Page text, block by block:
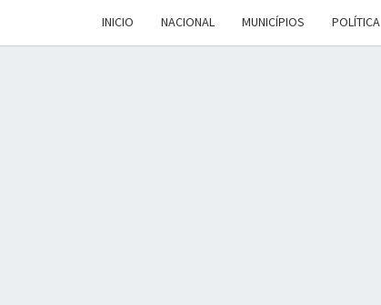
INICIO NACIONAL MUNICÍPIOS POLÍTICA